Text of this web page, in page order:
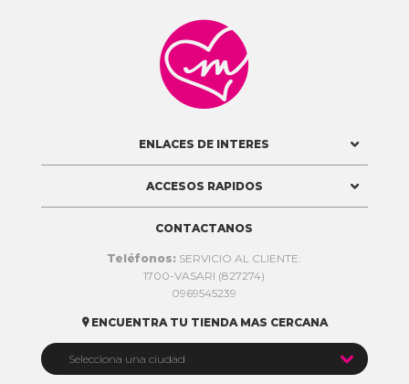

ENLACES DE INTERES
ACCESOS RAPIDOS
CONTACTANOS
Teléfonos: SERVICIO AL CLIENTE:
1700-VASARI (827274)
0969545239
 ENCUENTRA TU TIENDA MAS CERCANA
Selecciona una ciudad 